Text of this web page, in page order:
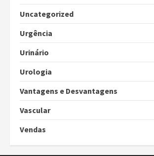
Uncategorized
Urgência
Urinário
Urologia
Vantagens e Desvantagens
Vascular
Vendas